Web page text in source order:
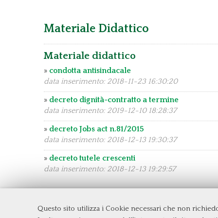
Questo sito utilizza i Cookie necessari che non
Materiale Didattico
Materiale didattico
» condotta antisindacale
data inserimento: 2018-11-23 16:30:20
» decreto dignità-contratto a termine
data inserimento: 2019-12-10 18:28:37
» decreto Jobs act n.81/2015
data inserimento: 2018-12-13 19:30:37
» decreto tutele crescenti
data inserimento: 2018-12-13 19:29:57
Dipartimento di Management e Diritto